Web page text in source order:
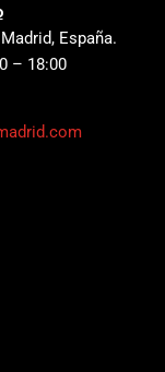
España.
– 18:00